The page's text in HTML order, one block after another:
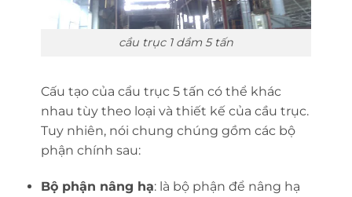
cầu trục 1 dầm 5 tấn
Cấu tạo của cẩu trục 5 tấn có thể khác
nhau tùy theo loại và thiết kế của cầu trục.
Tuy nhiên, nói chung chúng gồm các bộ
phận chính sau:
Bộ phận nâng hạ: là bộ phận để nâng hạ